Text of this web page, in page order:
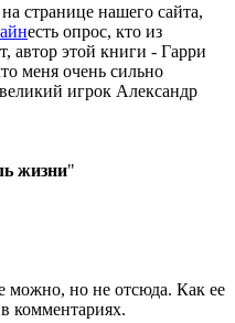
странице нашего сайта,
есть опрос, кто из
автор этой книги - Гарри
меня очень сильно
игрок Александр
жизни"
можно, но не отсюда. Как ее
комментариях.